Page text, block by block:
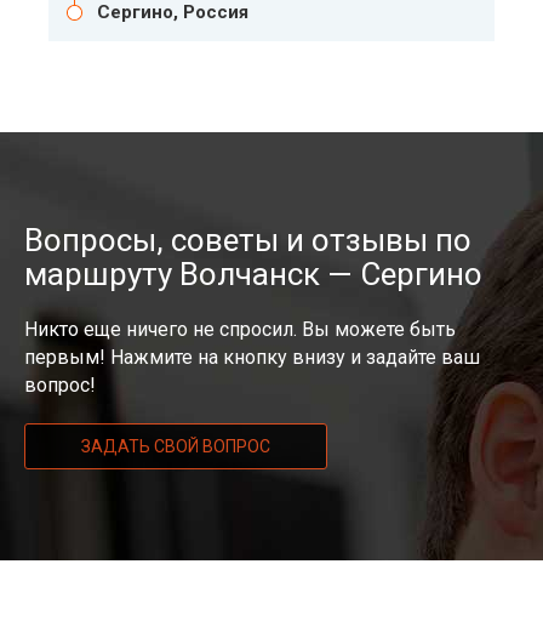
Сергино, Россия
Вопросы, советы и отзывы по
маршруту Волчанск — Сергино
Никто еще ничего не спросил. Вы можете быть
первым! Нажмите на кнопку внизу и задайте ваш
вопрос!
ЗАДАТЬ СВОЙ ВОПРОС